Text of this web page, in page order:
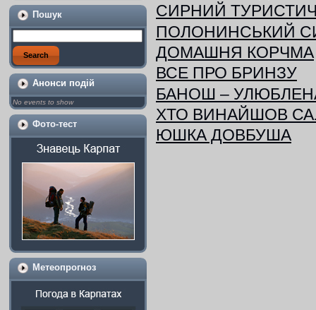
Пошук
Анонси подій
No events to show
Фото-тест
Метеопрогноз
СИРНИЙ
ПОЛОНИНСЬКИЙ
ДОМАШНЯ КОРЧМА
ВСЕ ПРО БРИНЗУ
БАНОШ –
ХТО ВИНАЙШОВ
ЮШКА ДОВБУША